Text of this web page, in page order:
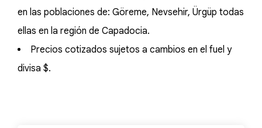
en las poblaciones de: Göreme, Nevsehir, Ürgüp todas
ellas en la región de Capadocia.
Precios cotizados sujetos a cambios en el fuel y
divisa $.